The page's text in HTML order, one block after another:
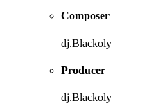
Composer
dj.Blackoly
Producer
dj.Blackoly